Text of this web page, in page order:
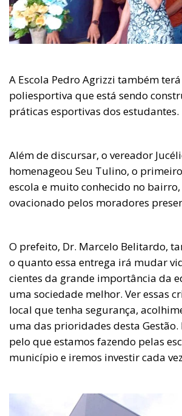
A Escola Pedro Agrizzi também
poliesportiva que está sendo
práticas esportivas dos estudantes.
Além de discursar, o vereador
homenageou Seu Tulino, o
escola e muito conhecido no
ovacionado pelos moradores
O prefeito, Dr. Marcelo Belitardo,
o quanto essa entrega irá mudar
cientes da grande importância da
uma sociedade melhor. Ver essas
local que tenha segurança,
uma das prioridades desta
pelo que estamos fazendo pelas
município e iremos investir cada